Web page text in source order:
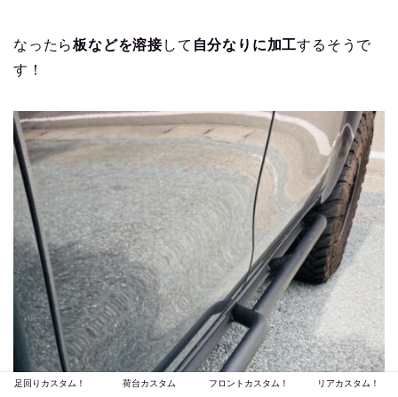
なったら板などを溶接して 自分なりに加工するそうで
す！
足回りカスタム！ 荷台カスタム フロントカスタム！ リアカスタム！